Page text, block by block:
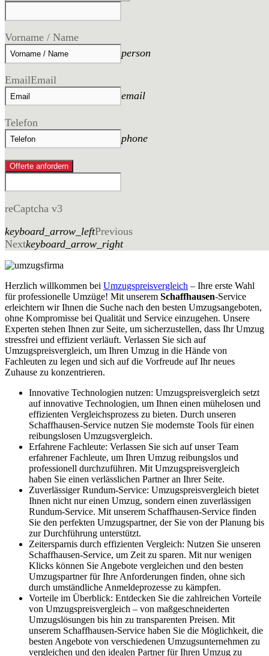
Vorname / Name
person
EmailEmail
email
Telefon
phone
Offerte anfordern
reCaptcha v3
keyboard_arrow_leftPrevious
Nextkeyboard_arrow_right
Herzlich willkommen bei Umzugspreisvergleich – Ihre erste Wahl
für professionelle Umzüge! Mit unserem Schaffhausen-Service
erleichtern wir Ihnen die Suche nach den besten Umzugsangeboten,
ohne Kompromisse bei Qualität und Service einzugehen. Unsere
Experten stehen Ihnen zur Seite, um sicherzustellen, dass Ihr Umzug
stressfrei und effizient verläuft. Verlassen Sie sich auf
Umzugspreisvergleich, um Ihren Umzug in die Hände von
Fachleuten zu legen und sich auf die Vorfreude auf Ihr neues
Zuhause zu konzentrieren.
Innovative Technologien nutzen: Umzugspreisvergleich setzt
auf innovative Technologien, um Ihnen einen mühelosen und
effizienten Vergleichsprozess zu bieten. Durch unseren
Schaffhausen-Service nutzen Sie modernste Tools für einen
reibungslosen Umzugsvergleich.
Erfahrene Fachleute: Verlassen Sie sich auf unser Team
erfahrener Fachleute, um Ihren Umzug reibungslos und
professionell durchzuführen. Mit Umzugspreisvergleich
haben Sie einen verlässlichen Partner an Ihrer Seite.
Zuverlässiger Rundum-Service: Umzugspreisvergleich bietet
Ihnen nicht nur einen Umzug, sondern einen zuverlässigen
Rundum-Service. Mit unserem Schaffhausen-Service finden
Sie den perfekten Umzugspartner, der Sie von der Planung bis
zur Durchführung unterstützt.
Zeitersparnis durch effizienten Vergleich: Nutzen Sie unseren
Schaffhausen-Service, um Zeit zu sparen. Mit nur wenigen
Klicks können Sie Angebote vergleichen und den besten
Umzugspartner für Ihre Anforderungen finden, ohne sich
durch umständliche Anmeldeprozesse zu kämpfen.
Vorteile im Überblick: Entdecken Sie die zahlreichen Vorteile
von Umzugspreisvergleich – von maßgeschneiderten
Umzugslösungen bis hin zu transparenten Preisen. Mit
unserem Schaffhausen-Service haben Sie die Möglichkeit, die
besten Angebote von verschiedenen Umzugsunternehmen zu
vergleichen und den idealen Partner für Ihren Umzug zu